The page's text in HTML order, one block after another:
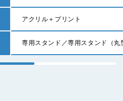
アクリル＋プリント
専用スタンド／専用スタンド（丸